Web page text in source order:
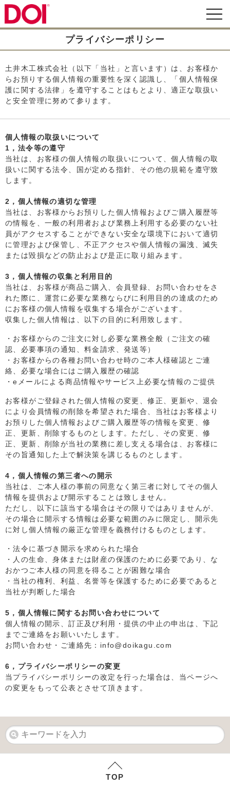
プライバシーポリシー
土井木工株式会社（以下「当社」と言います）は、お客様か
らお預りする個人情報の重要性を深く認識し、「個人情報保
護に関する法律」を遵守することはもとより、適正な取扱い
と安全管理に努めて参ります。
個人情報の取扱いについて
1，法令等の遵守
当社は、お客様の個人情報の取扱いについて、個人情報の取
扱いに関する法令、国が定める指針、その他の規範を遵守致
します。
2，個人情報の適切な管理
当社は、お客様からお預りした個人情報およびご購入履歴等
の情報を、一般の利用者および業務上利用する必要のない社
員がアクセスすることができない安全な環境下において適切
に管理および保管し、不正アクセスや個人情報の漏洩、滅失
または毀損などの防止および是正に取り組みます。
3，個人情報の収集と利用目的
当社は、お客様が商品ご購入、会員登録、お問い合わせをさ
れた際に、運営に必要な業務ならびに利用目的の達成のため
にお客様の個人情報を収集する場合がございます。
収集した個人情報は、以下の目的に利用致します。
・お客様からのご注文に対し必要な業務全般（ご注文の確
認、必要事項の通知、料金請求、発送等）
・お客様からの各種お問い合わせ時のご本人様確認とご連
絡、必要な場合にはご購入履歴の確認
・eメールによる商品情報やサービス上必要な情報のご提供
お客様がご登録された個人情報の変更、修正、更新や、退会
により会員情報の削除を希望された場合、当社はお客様より
お預りした個人情報およびご購入履歴等の情報を変更、修
正、更新、削除するものとします。ただし、その変更、修
正、更新、削除が当社の業務に差し支える場合は、お客様に
その旨通知した上で解決策を講じるものとします。
4，個人情報の第三者への開示
当社は、ご本人様の事前の同意なく第三者に対してその個人
情報を提供および開示することは致しません。
ただし、以下に該当する場合はその限りではありませんが、
その場合に開示する情報は必要な範囲のみに限定し、開示先
に対し個人情報の厳正な管理を義務付けるものとします。
・法令に基づき開示を求められた場合
・人の生命、身体または財産の保護のために必要であり、な
おかつご本人様の同意を得ることが困難な場合
・当社の権利、利益、名誉等を保護するために必要であると
当社が判断した場合
5，個人情報に関するお問い合わせについて
個人情報の開示、訂正及び利用・提供の中止の申出は、下記
までご連絡をお願いいたします。
お問い合わせ・ご連絡先：info@doikagu.com
6，プライバシーポリシーの変更
当プライバシーポリシーの改定を行った場合は、当ページへ
の変更をもって公表とさせて頂きます。
TOP